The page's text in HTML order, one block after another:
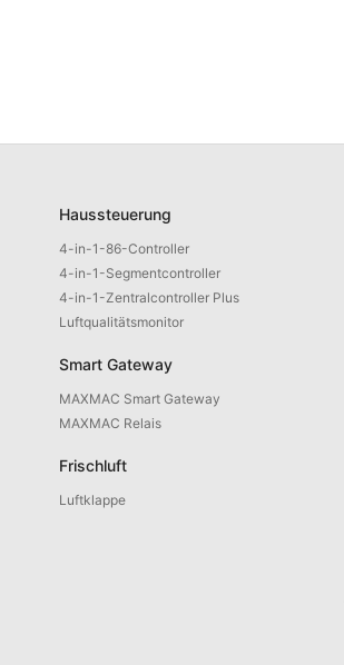
Haussteuerung
4-in-1-86-Controller
4-in-1-Segmentcontroller
4-in-1-Zentralcontroller Plus
Luftqualitätsmonitor
Smart Gateway
MAXMAC Smart Gateway
MAXMAC Relais
Frischluft
Luftklappe